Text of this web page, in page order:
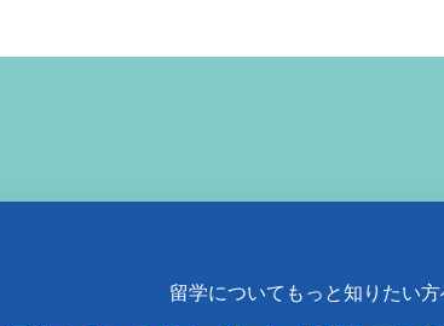
留学についてもっと知りたい方